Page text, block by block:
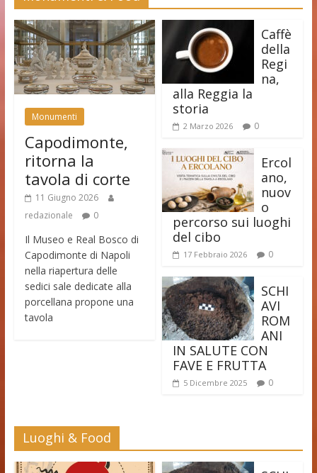
Monumenti
Capodimonte,
ritorna la
tavola di corte
11 Giugno 2026
redazionale
0
Il Museo e Real Bosco di
Capodimonte di Napoli
nella riapertura delle
sedici sale dedicate alla
porcellana propone una
tavola
Caffè
della
Regi
na,
alla Reggia la
storia
2 Marzo 2026 0
Ercol
ano,
nuov
o
percorso sui luoghi
del cibo
17 Febbraio 2026 0
SCHI
AVI
ROM
ANI
IN SALUTE CON
FAVE E FRUTTA
5 Dicembre 2025 0
Luoghi & Food